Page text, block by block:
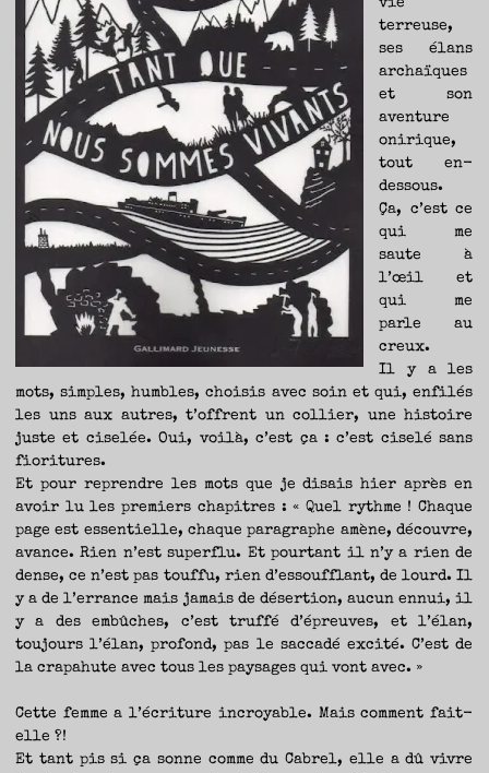
ET
LES
PAS
DE
CÔTÉ,
PARLER
SURTOUT
DE
LIVRES,
DONC,
MAIS
NE
S’INTERDIRE
D’AUTRES
HORIZONS.
BREF,
L’EAU
SE
REMETTRE
EN
VOIR
QUI
ADVIENT.
AIRE(S)
LIBRE(S),
ÇA
vie
terreuse,
ses élans
archaïques
et son
aventure
onirique,
tout en-
dessous.
Ça, c’est ce
qui me
saute à
l’œil et
qui me
parle au
creux.
Il y a les
mots, simples, humbles, choisis avec soin et qui, enfilés
les uns aux autres, t’offrent un collier, une histoire
juste et ciselée. Oui, voilà, c’est ça : c’est ciselé sans
fioritures.
Et pour reprendre les mots que je disais hier après en
avoir lu les premiers chapitres : « Quel rythme ! Chaque
page est essentielle, chaque paragraphe amène, découvre,
avance. Rien n’est superflu. Et pourtant il n’y a rien de
dense, ce n’est pas touffu, rien d’essoufflant, de lourd. Il
y a de l’errance mais jamais de désertion, aucun ennui, il
y a des embûches, c’est truffé d’épreuves, et l’élan,
toujours l’élan, profond, pas le saccadé excité. C’est de
la crapahute avec tous les paysages qui vont avec. »
Cette femme a l’écriture incroyable. Mais comment fait-
elle ?!
Et tant pis si ça sonne comme du Cabrel, elle a dû vivre